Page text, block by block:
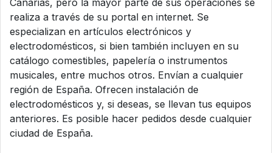
realiza a través de su portal en internet. Se
especializan en artículos electrónicos y
electrodomésticos, si bien también incluyen en su
catálogo comestibles, papelería o instrumentos
musicales, entre muchos otros. Envían a cualquier
región de España. Ofrecen instalación de
electrodomésticos y, si deseas, se llevan tus equipos
anteriores. Es posible hacer pedidos desde cualquier
ciudad de España.